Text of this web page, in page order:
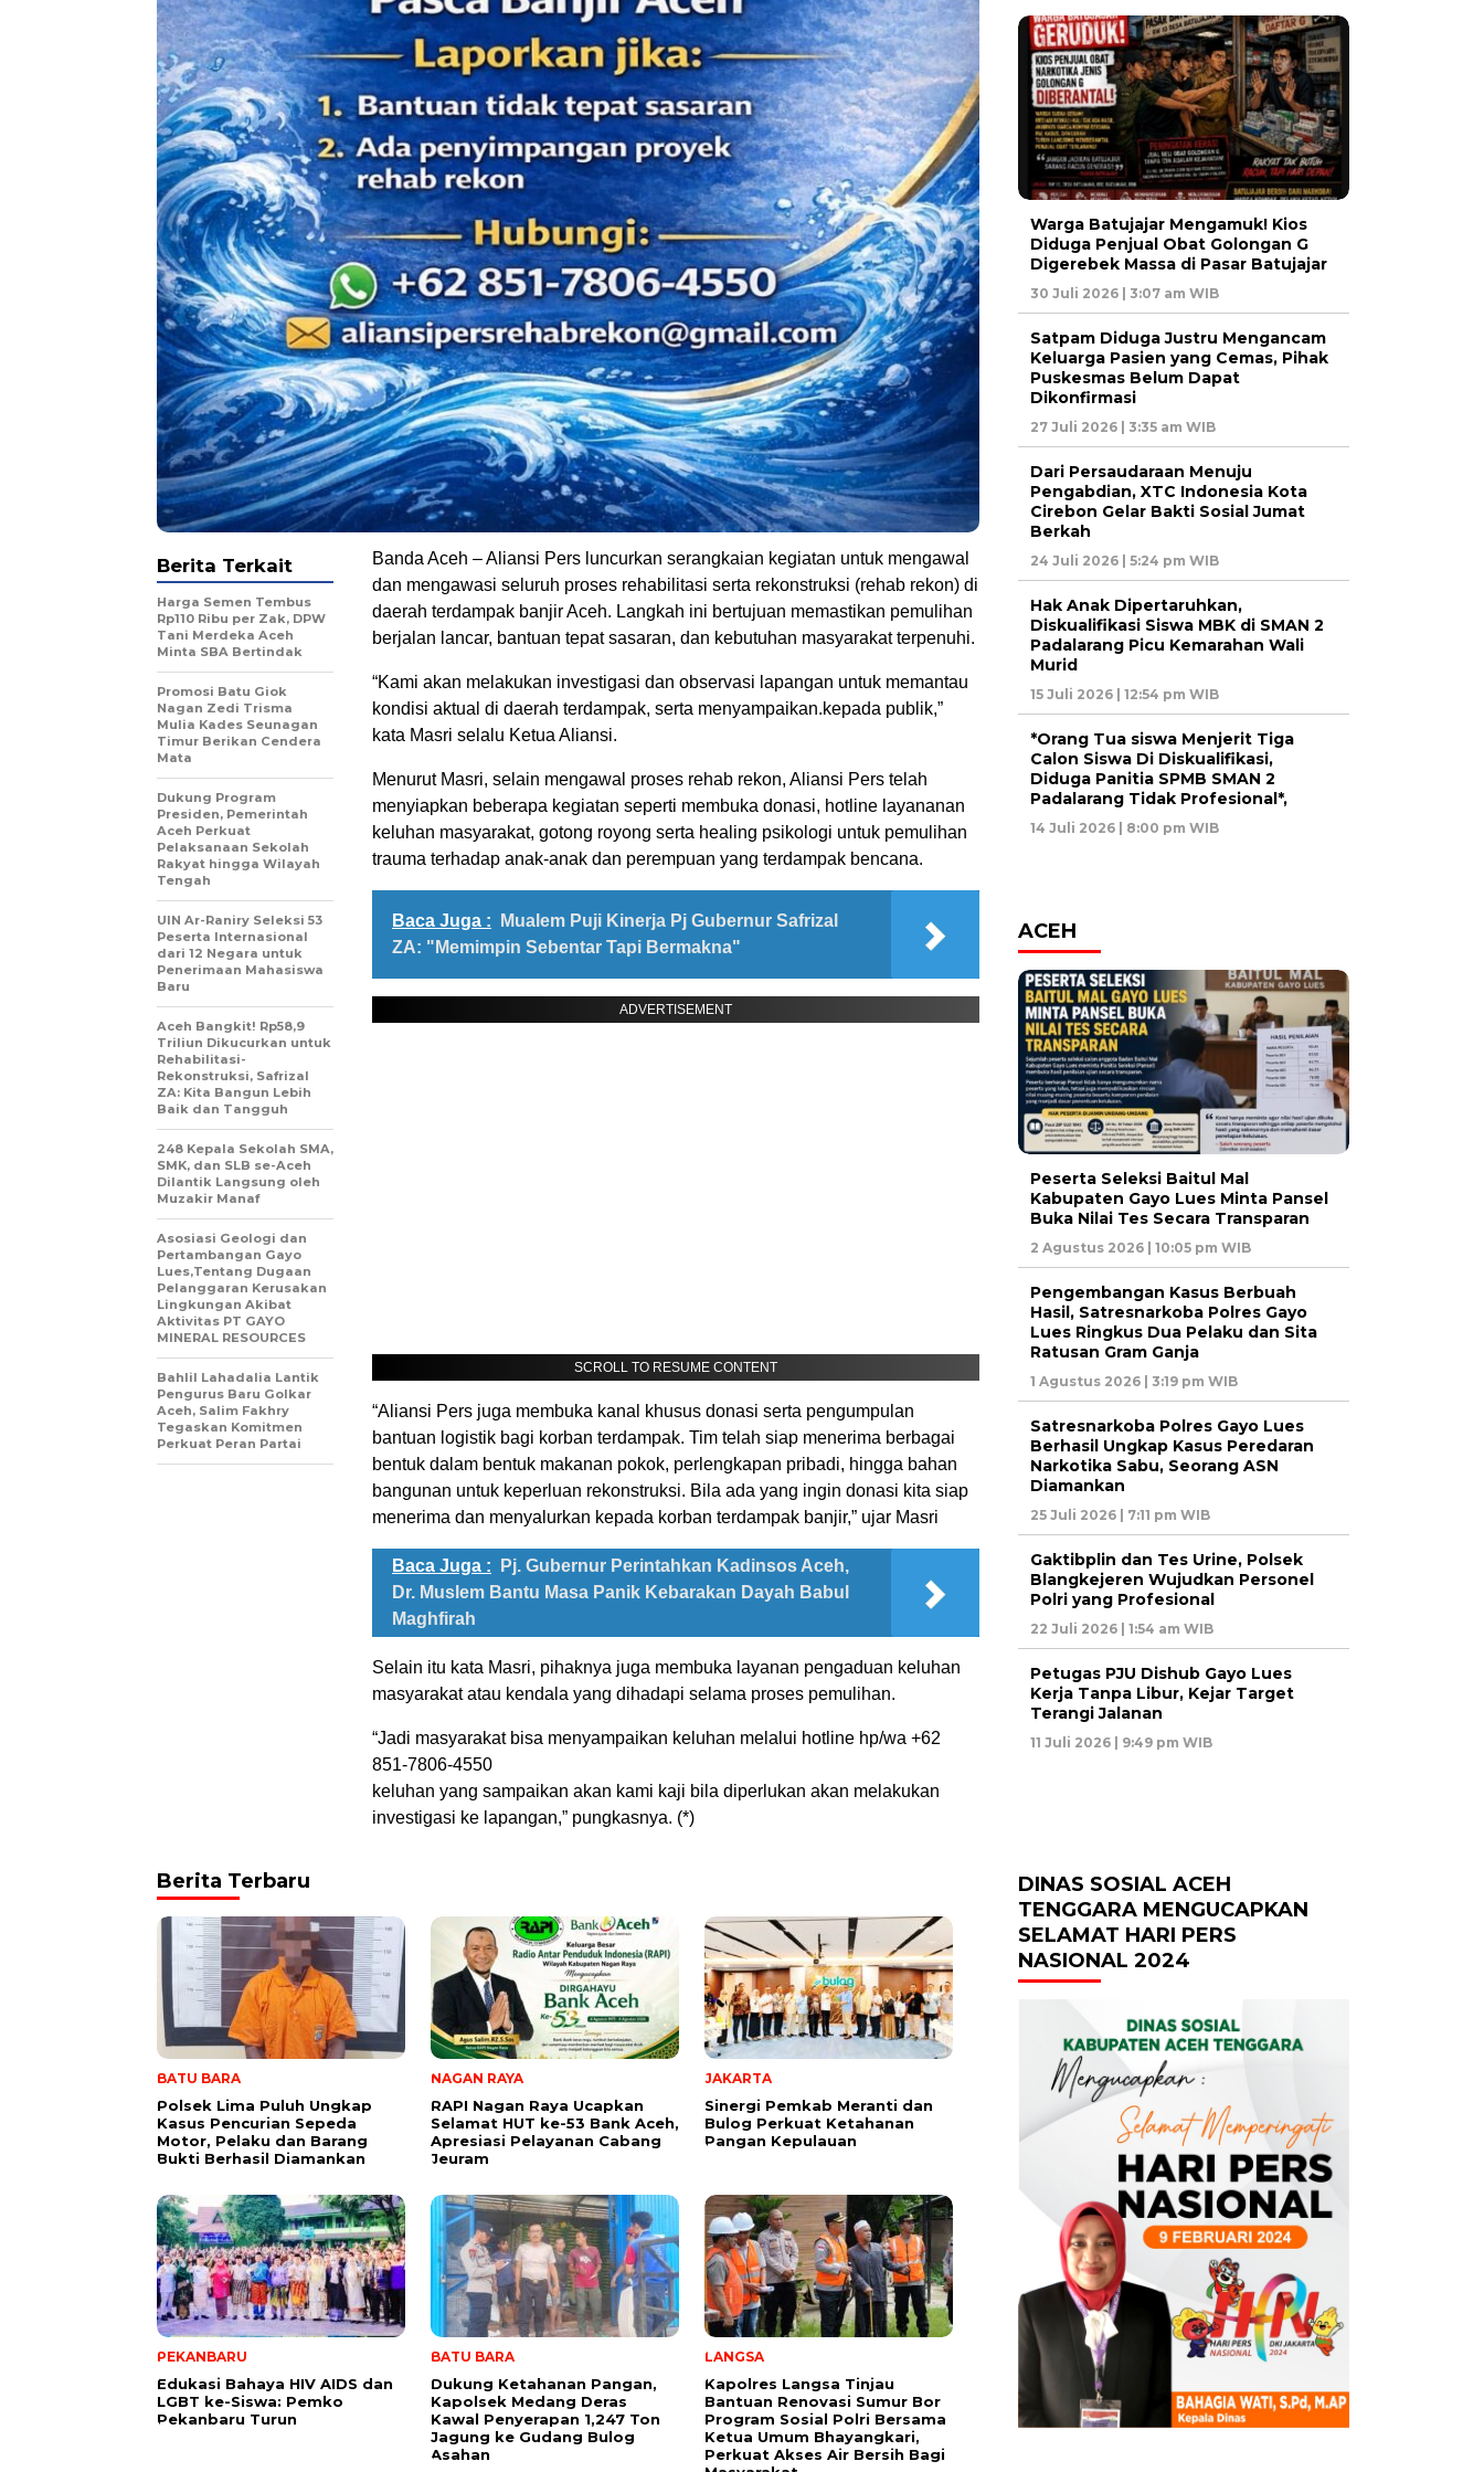
Banda Aceh – Aliansi Pers luncurkan serangkaian kegiatan untuk mengawal
dan mengawasi seluruh proses rehabilitasi serta rekonstruksi (rehab rekon) di
daerah terdampak banjir Aceh. Langkah ini bertujuan memastikan pemulihan
berjalan lancar, bantuan tepat sasaran, dan kebutuhan masyarakat terpenuhi.
“Kami akan melakukan investigasi dan observasi lapangan untuk memantau
kondisi aktual di daerah terdampak, serta menyampaikan.kepada publik,”
kata Masri selalu Ketua Aliansi.
Menurut Masri, selain mengawal proses rehab rekon, Aliansi Pers telah
menyiapkan beberapa kegiatan seperti membuka donasi, hotline layananan
keluhan masyarakat, gotong royong serta healing psikologi untuk pemulihan
trauma terhadap anak-anak dan perempuan yang terdampak bencana.
Baca Juga :
Mualem Puji Kinerja Pj Gubernur Safrizal
ZA: "Memimpin Sebentar Tapi Bermakna"
ADVERTISEMENT
SCROLL TO RESUME CONTENT
“Aliansi Pers juga membuka kanal khusus donasi serta pengumpulan
bantuan logistik bagi korban terdampak. Tim telah siap menerima berbagai
bentuk dalam bentuk makanan pokok, perlengkapan pribadi, hingga bahan
bangunan untuk keperluan rekonstruksi. Bila ada yang ingin donasi kita siap
menerima dan menyalurkan kepada korban terdampak banjir,” ujar Masri
Baca Juga :
Pj. Gubernur Perintahkan Kadinsos Aceh,
Dr. Muslem Bantu Masa Panik Kebarakan Dayah Babul
Maghfirah
Selain itu kata Masri, pihaknya juga membuka layanan pengaduan keluhan
masyarakat atau kendala yang dihadapi selama proses pemulihan.
“Jadi masyarakat bisa menyampaikan keluhan melalui hotline hp/wa +62
851-7806-4550
keluhan yang sampaikan akan kami kaji bila diperlukan akan melakukan
investigasi ke lapangan,” pungkasnya. (*)
Berita Terkait
Harga Semen Tembus
Rp110 Ribu per Zak, DPW
Tani Merdeka Aceh
Minta SBA Bertindak
Promosi Batu Giok
Nagan Zedi Trisma
Mulia Kades Seunagan
Timur Berikan Cendera
Mata
Dukung Program
Presiden, Pemerintah
Aceh Perkuat
Pelaksanaan Sekolah
Rakyat hingga Wilayah
Tengah
UIN Ar-Raniry Seleksi 53
Peserta Internasional
dari 12 Negara untuk
Penerimaan Mahasiswa
Baru
Aceh Bangkit! Rp58,9
Triliun Dikucurkan untuk
Rehabilitasi-
Rekonstruksi, Safrizal
ZA: Kita Bangun Lebih
Baik dan Tangguh
248 Kepala Sekolah SMA,
SMK, dan SLB se-Aceh
Dilantik Langsung oleh
Muzakir Manaf
Asosiasi Geologi dan
Pertambangan Gayo
Lues,Tentang Dugaan
Pelanggaran Kerusakan
Lingkungan Akibat
Aktivitas PT GAYO
MINERAL RESOURCES
Bahlil Lahadalia Lantik
Pengurus Baru Golkar
Aceh, Salim Fakhry
Tegaskan Komitmen
Perkuat Peran Partai
Berita Terbaru
BATU BARA
Polsek Lima Puluh Ungkap
Kasus Pencurian Sepeda
Motor, Pelaku dan Barang
Bukti Berhasil Diamankan
NAGAN RAYA
RAPI Nagan Raya Ucapkan
Selamat HUT ke-53 Bank Aceh,
Apresiasi Pelayanan Cabang
Jeuram
JAKARTA
Sinergi Pemkab Meranti dan
Bulog Perkuat Ketahanan
Pangan Kepulauan
PEKANBARU
Edukasi Bahaya HIV AIDS dan
LGBT ke-Siswa: Pemko
Pekanbaru Turun
BATU BARA
Dukung Ketahanan Pangan,
Kapolsek Medang Deras
Kawal Penyerapan 1,247 Ton
Jagung ke Gudang Bulog
Asahan
LANGSA
Kapolres Langsa Tinjau
Bantuan Renovasi Sumur Bor
Program Sosial Polri Bersama
Ketua Umum Bhayangkari,
Perkuat Akses Air Bersih Bagi
Warga Batujajar Mengamuk! Kios
Diduga Penjual Obat Golongan G
Digerebek Massa di Pasar Batujajar
30 Juli 2026 | 3:07 am WIB
Satpam Diduga Justru Mengancam
Keluarga Pasien yang Cemas, Pihak
Puskesmas Belum Dapat
Dikonfirmasi
27 Juli 2026 | 3:35 am WIB
Dari Persaudaraan Menuju
Pengabdian, XTC Indonesia Kota
Cirebon Gelar Bakti Sosial Jumat
Berkah
24 Juli 2026 | 5:24 pm WIB
Hak Anak Dipertaruhkan,
Diskualifikasi Siswa MBK di SMAN 2
Padalarang Picu Kemarahan Wali
Murid
15 Juli 2026 | 12:54 pm WIB
*Orang Tua siswa Menjerit Tiga
Calon Siswa Di Diskualifikasi,
Diduga Panitia SPMB SMAN 2
Padalarang Tidak Profesional*,
14 Juli 2026 | 8:00 pm WIB
ACEH
Peserta Seleksi Baitul Mal
Kabupaten Gayo Lues Minta Pansel
Buka Nilai Tes Secara Transparan
2 Agustus 2026 | 10:05 pm WIB
Pengembangan Kasus Berbuah
Hasil, Satresnarkoba Polres Gayo
Lues Ringkus Dua Pelaku dan Sita
Ratusan Gram Ganja
1 Agustus 2026 | 3:19 pm WIB
Satresnarkoba Polres Gayo Lues
Berhasil Ungkap Kasus Peredaran
Narkotika Sabu, Seorang ASN
Diamankan
25 Juli 2026 | 7:11 pm WIB
Gaktibplin dan Tes Urine, Polsek
Blangkejeren Wujudkan Personel
Polri yang Profesional
22 Juli 2026 | 1:54 am WIB
Petugas PJU Dishub Gayo Lues
Kerja Tanpa Libur, Kejar Target
Terangi Jalanan
11 Juli 2026 | 9:49 pm WIB
DINAS SOSIAL ACEH
TENGGARA MENGUCAPKAN
SELAMAT HARI PERS
NASIONAL 2024